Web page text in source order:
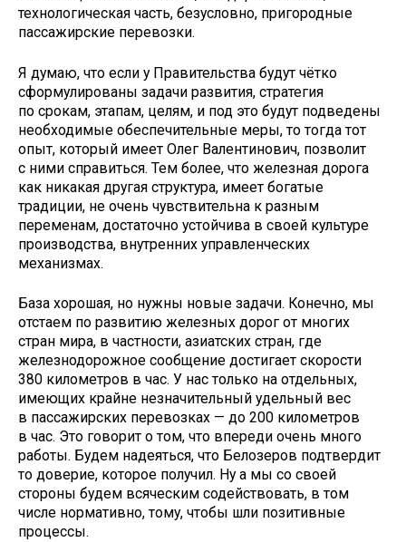
технологическая часть, безусловно, пригородные
пассажирские перевозки.
Я думаю, что если у Правительства будут чётко
сформулированы задачи развития, стратегия
по срокам, этапам, целям, и под это будут подведены
необходимые обеспечительные меры, то тогда тот
опыт, который имеет Олег Валентинович, позволит
с ними справиться. Тем более, что железная дорога
как никакая другая структура, имеет богатые
традиции, не очень чувствительна к разным
переменам, достаточно устойчива в своей культуре
производства, внутренних управленческих
механизмах.
База хорошая, но нужны новые задачи. Конечно, мы
отстаем по развитию железных дорог от многих
стран мира, в частности, азиатских стран, где
железнодорожное сообщение достигает скорости
380 километров в час. У нас только на отдельных,
имеющих крайне незначительный удельный вес
в пассажирских перевозках — до 200 километров
в час. Это говорит о том, что впереди очень много
работы. Будем надеяться, что Белозеров подтвердит
то доверие, которое получил. Ну а мы со своей
стороны будем всяческим содействовать, в том
числе нормативно, тому, чтобы шли позитивные
процессы.